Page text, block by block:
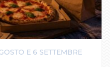
E 6 SETTEMBRE